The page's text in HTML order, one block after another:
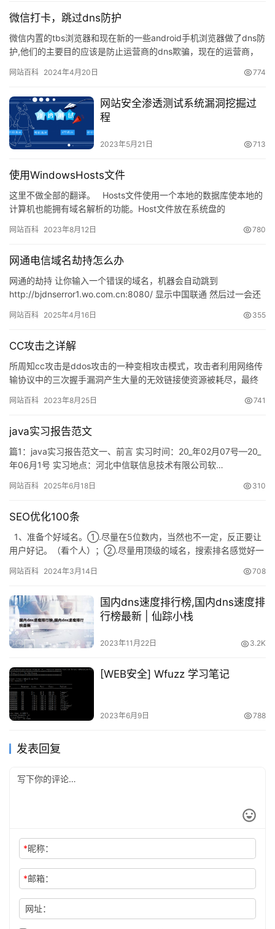
微信打卡，跳过dns防护
微信内置的tbs浏览器和现在新的一些android手机浏览器做了dns防
护,他们的主要目的应该是防止运营商的dns欺骗，现在的运营商，
网站百科 2024年4月20日 774
网站安全渗透测试系统漏洞挖掘过
程
2023年5月21日 713
使用WindowsHosts文件
这里不做全部的翻译。 Hosts文件使用一个本地的数据库使本地的
计算机也能拥有域名解析的功能。Host文件放在系统盘的
网站百科 2023年8月12日 780
网通电信域名劫持怎么办
网通的劫持 让你输入一个错误的域名，机器会自动跳到
http://bjdnserror1.wo.com.cn:8080/ 显示中国联通 然后过一会还
网站百科 2025年4月16日 355
CC攻击之详解
所周知cc攻击是ddos攻击的一种变相攻击模式，攻击者利用网络传
输协议中的三次握手漏洞产生大量的无效链接使资源被耗尽，最终
网站百科 2023年8月25日 741
java实习报告范文
篇1：java实习报告范文一、前言 实习时间：20_年02月07号—20_
年06月1号 实习地点：河北中信联信息技术有限公司软…
网站百科 2025年6月18日 310
SEO优化100条
1、准备个好域名。①.尽量在5位数内，当然也不一定，反正要让
用户好记。（看个人）；②.尽量用顶级的域名，搜索排名感觉好一
网站百科 2024年3月14日 708
国内dns速度排行榜,国内dns速度排
行榜最新 | 仙踪小栈
2023年11月22日 3.2K
[WEB安全] Wfuzz 学习笔记
2023年6月9日 788
发表回复
*昵称：
*邮箱：
网址：